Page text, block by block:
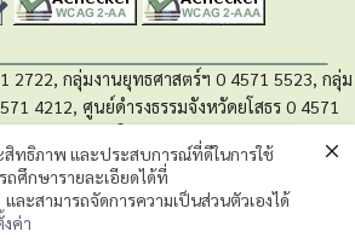
2722, กลุ่มงานยุทธศาสตร์ฯ 0 4571 5523, กลุ่ม
4212, ศูนย์ดำรงธรรมจังหวัดยโสธร 0 4571
ยความเป็นส่วนตัวของข้อมูล
ทธิภาพ และประสบการณ์ที่ดีในการใช้
ศึกษารายละเอียดได้ที่
และสามารถจัดการความเป็นส่วนตัวเองได้
งค่า